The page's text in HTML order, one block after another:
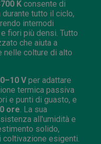
K consente di
tutto il ciclo,
internodi
fiori più densi. Tutto
che aiuta a
nelle colture di alto
Vper adattare
termica passiva
e punti di guasto, e
ore . La sua
all'umidità e
solido,
esigenti.